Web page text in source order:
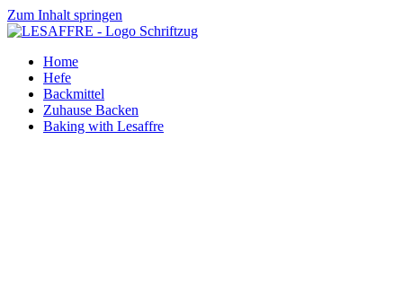
Zum Inhalt springen
Home
Hefe
Backmittel
Zuhause Backen
Baking with Lesaffre